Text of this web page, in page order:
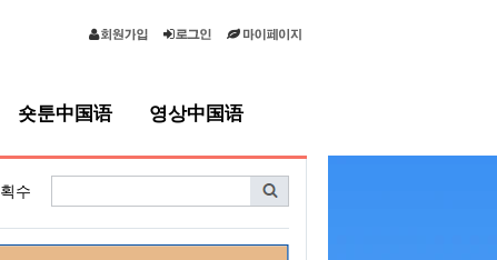
숏툰中国语 영상中国语
획수